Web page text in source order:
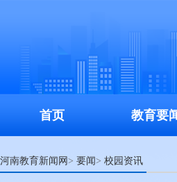
首页 教育要
河南教育新闻网> 要闻> 校园资讯